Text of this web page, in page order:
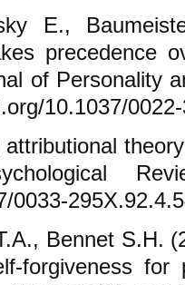
E.,
precedence
of Personality
10.1037/
0033-
Bennet S.H.
forgiveness for